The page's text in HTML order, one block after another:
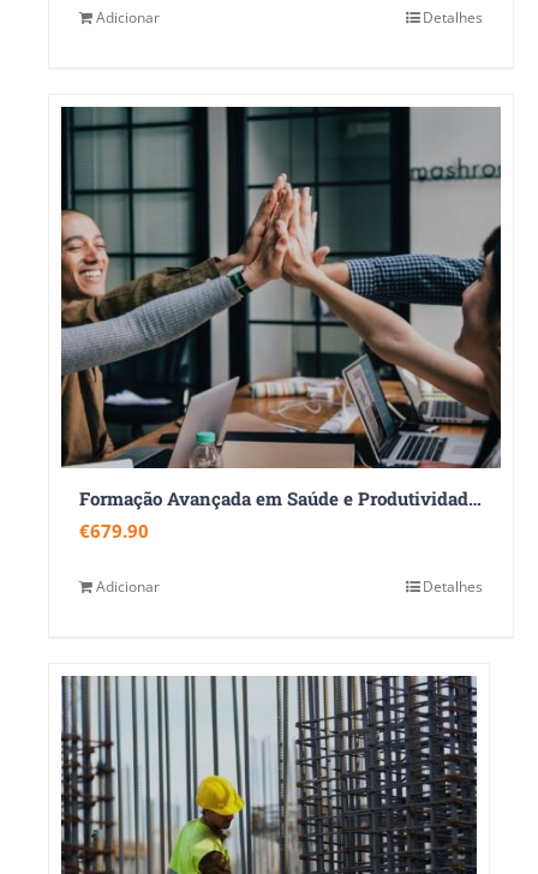
Adicionar Detalhes
Formação Avançada em Saúde e Produtividade Ocupacional 360
€679.90
Adicionar Detalhes